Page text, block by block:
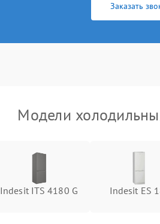
Заказать
Модели
Indesit ITS 4180 G Indesit ES